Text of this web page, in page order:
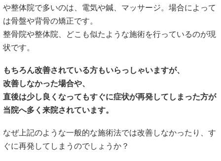
や整体院で多いのは、電気や鍼、マッサージ。場合によって
は骨盤や背骨の矯正です。
整骨院や整体院、どこも似たような施術を行っているのが現
状です。
もちろん改善されている方もいらっしゃいますが、
改善しなかった場合や、
直後は少し良くなってもすぐに症状が再発してしまった方が
当院へ多く来院されています。
なぜ上記のような一般的な施術法では改善しなかったり、す
ぐに再発してしまうのでしょうか？